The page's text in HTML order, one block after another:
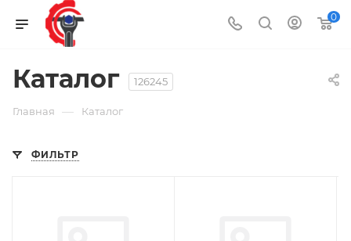
0
Каталог 126245
Главная — Каталог
ФИЛЬТР